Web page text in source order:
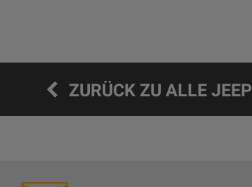
ZURÜCK ZU ALLE JEEP